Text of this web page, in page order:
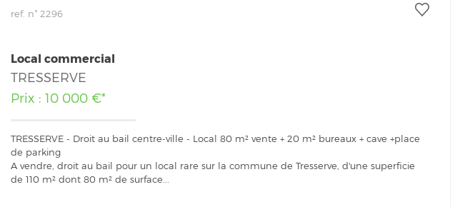
ref. n° 2296
Local commercial
TRESSERVE
Prix : 10 000 €*
TRESSERVE - Droit au bail centre-ville - Local 80 m² vente + 20 m² bureaux + cave +place
de parking
A vendre, droit au bail pour un local rare sur la commune de Tresserve, d'une superficie
de 110 m² dont 80 m² de surface...